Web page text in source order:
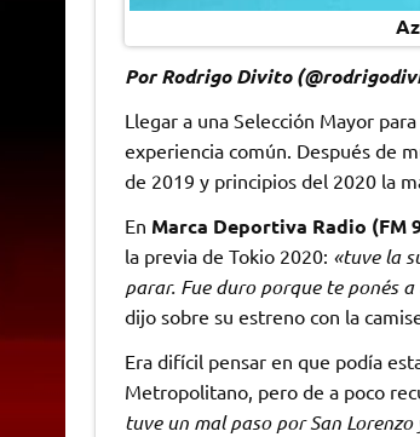
Por Rodrigo Divito
Llegar a una Selección Mayor
experiencia común. Después de
de 2019 y principios del 2020 la
En Marca Deportiva Radio (FM
la previa de Tokio 2020: «tuve la
parar. Fue duro porque te ponés
dijo sobre su estreno con la
Era difícil pensar en que podía
Metropolitano, pero de a poco
tuve un mal paso por San